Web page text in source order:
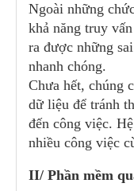
Ngoài những
khả năng truy
ra được những
nhanh chóng.
Chưa hết, chúng
dữ liệu để tránh
đến công việc.
nhiều công việc
II/ Phần mềm